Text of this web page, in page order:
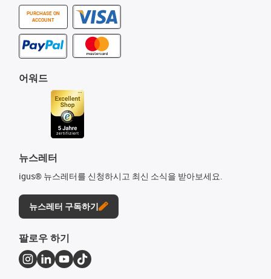
PURCHASE ON
ACCOUNT
어워드
뉴스레터
igus® 뉴스레터를 신청하시고 최신 소식을 받아보세요.
뉴스레터 구독하기
팔로우 하기